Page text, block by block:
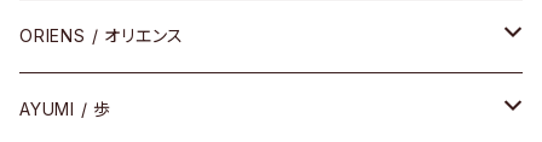
COMBI （コンビシリーズ）
PREMIUM（プレミアムシリーズ）
コンビ
セル
コンビ
セル
メタル
ORIENS / オリエンス
セルフレーム
AYUMI / 歩